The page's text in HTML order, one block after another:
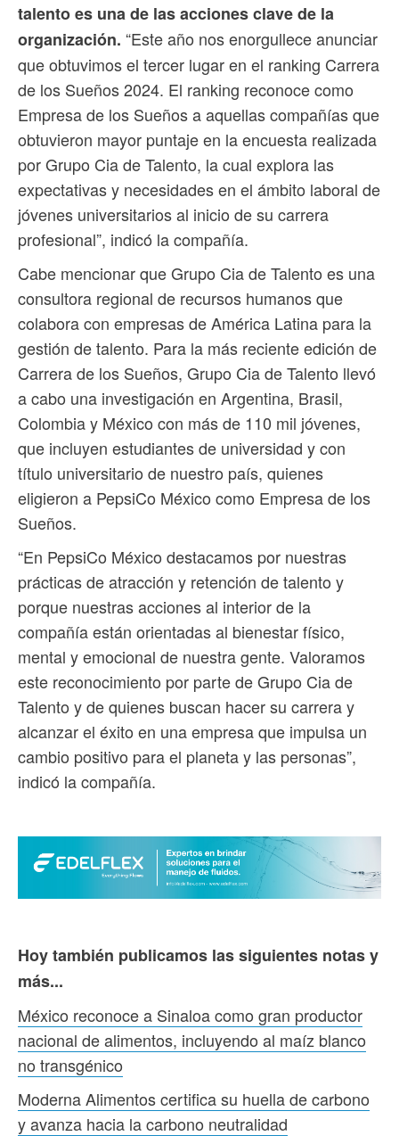
talento es una de las acciones clave de la
organización. “Este año nos enorgullece anunciar
que obtuvimos el tercer lugar en el ranking Carrera
de los Sueños 2024. El ranking reconoce como
Empresa de los Sueños a aquellas compañías que
obtuvieron mayor puntaje en la encuesta realizada
por Grupo Cia de Talento, la cual explora las
expectativas y necesidades en el ámbito laboral de
jóvenes universitarios al inicio de su carrera
profesional”, indicó la compañía.
Cabe mencionar que Grupo Cia de Talento es una
consultora regional de recursos humanos que
colabora con empresas de América Latina para la
gestión de talento. Para la más reciente edición de
Carrera de los Sueños, Grupo Cia de Talento llevó
a cabo una investigación en Argentina, Brasil,
Colombia y México con más de 110 mil jóvenes,
que incluyen estudiantes de universidad y con
título universitario de nuestro país, quienes
eligieron a PepsiCo México como Empresa de los
Sueños.
“En PepsiCo México destacamos por nuestras
prácticas de atracción y retención de talento y
porque nuestras acciones al interior de la
compañía están orientadas al bienestar físico,
mental y emocional de nuestra gente. Valoramos
este reconocimiento por parte de Grupo Cia de
Talento y de quienes buscan hacer su carrera y
alcanzar el éxito en una empresa que impulsa un
cambio positivo para el planeta y las personas”,
indicó la compañía.
Hoy también publicamos las siguientes notas y
más...
México reconoce a Sinaloa como gran productor
nacional de alimentos, incluyendo al maíz blanco
no transgénico
Moderna Alimentos certifica su huella de carbono
y avanza hacia la carbono neutralidad